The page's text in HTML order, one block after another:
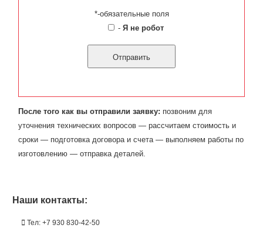
*-обязательные поля
- Я не робот
После того как вы отправили заявку: позвоним для
уточнения технических вопросов — рассчитаем стоимость и
сроки — подготовка договора и счета — выполняем работы по
изготовлению — отправка деталей.
Наши контакты:
Тел: +7 930 830-42-50